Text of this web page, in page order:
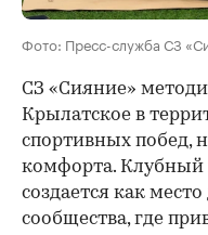
Фото: Пресс-служба СЗ
СЗ «Сияние»
Крылатское в
спортивных побед,
комфорта. Клубный
создается как
сообщества, где